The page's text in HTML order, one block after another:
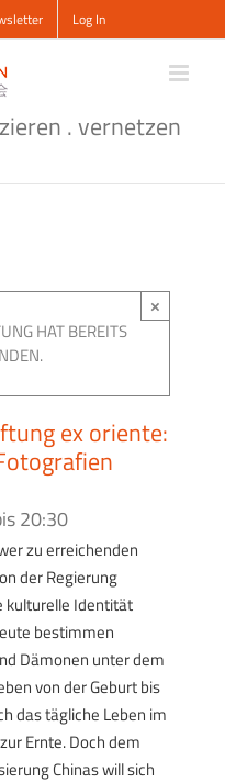
Log In
. vernetzen
×
HAT BEREITS
ex oriente:
20:30
zu erreichenden
der Regierung
kulturelle Identität
bestimmen
Dämonen unter dem
von der Geburt bis
das tägliche Leben im
Ernte. Doch dem
Chinas will sich